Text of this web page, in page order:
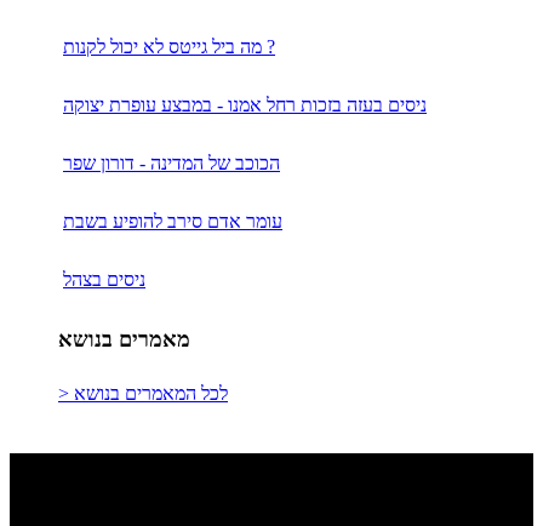
מה ביל גייטס לא יכול לקנות ?
ניסים בעזה בזכות רחל אמנו - במבצע עופרת יצוקה
הכוכב של המדינה - דורון שפר
עומר אדם סירב להופיע בשבת
ניסים בצהל
מאמרים בנושא
> לכל המאמרים בנושא